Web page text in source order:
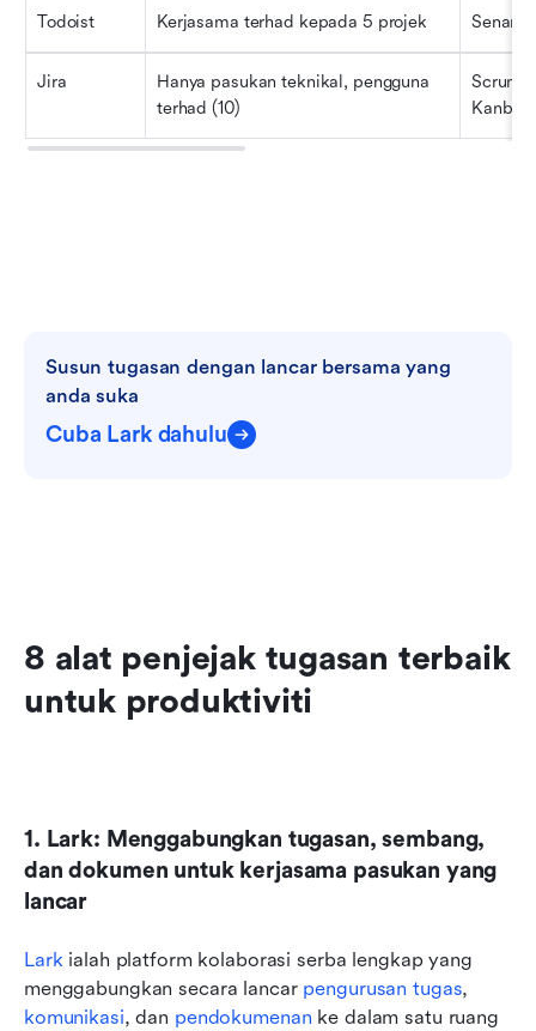
Todoist Kerjasama terhad kepada 5 projek Senarai
Jira
Hanya pasukan teknikal, pengguna
terhad (10)
Scrum /
Kanban
Susun tugasan dengan lancar bersama yang
anda suka
Cuba Lark dahulu
8 alat penjejak tugasan terbaik
untuk produktiviti
1. Lark: Menggabungkan tugasan, sembang,
dan dokumen untuk kerjasama pasukan yang
lancar
Lark ialah platform kolaborasi serba lengkap yang
menggabungkan secara lancar pengurusan tugas
komunikasi, dan pendokumenan ke dalam satu ruang